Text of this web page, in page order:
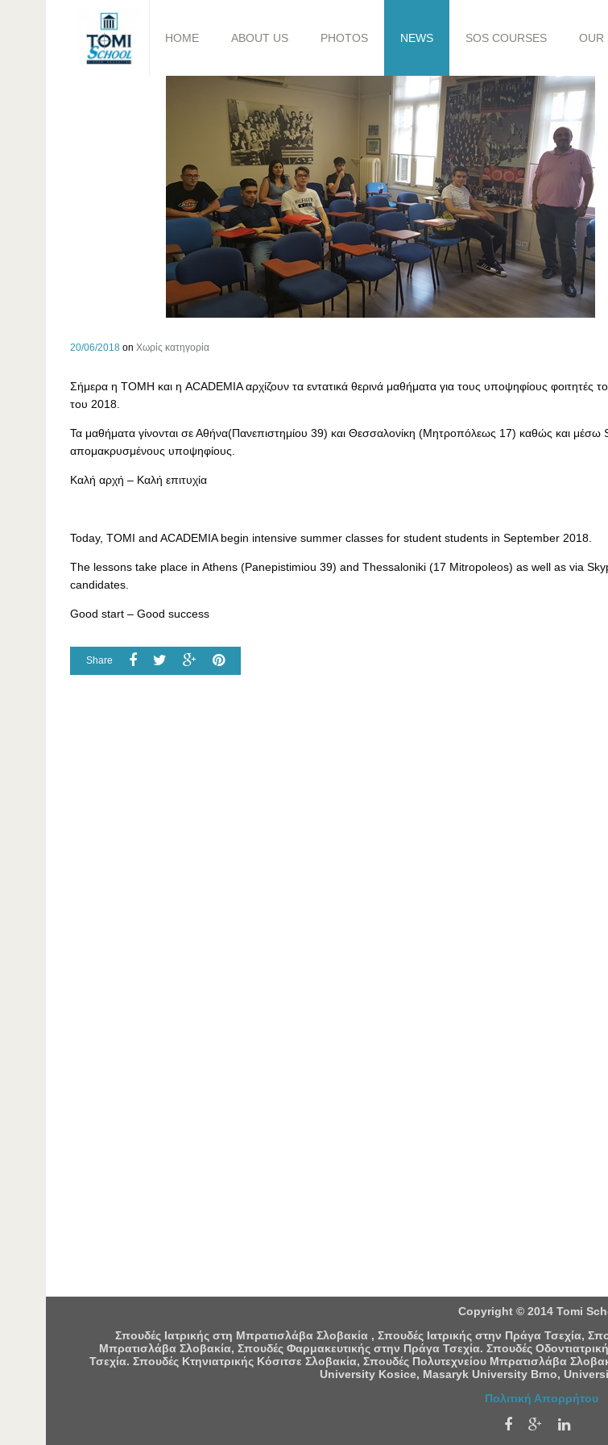
HOME ABOUT US PHOTOS NEWS SOS COURSES OUR
20/06/2018 on Χωρίς κατηγορία
Σήμερα η ΤΟΜΗ και η ACADEMIA αρχίζουν τα εντατικά θερινά μαθήματα για τους υποψηφίους φοιτητές
του 2018.
Τα μαθήματα γίνονται σε Αθήνα(Πανεπιστημίου 39) και Θεσσαλονίκη (Μητροπόλεως 17) καθώς και μέσω
απομακρυσμένους υποψηφίους.
Καλή αρχή – Καλή επιτυχία
Today, TOMI and ACADEMIA begin intensive summer classes for student students in September 2018.
The lessons take place in Athens (Panepistimiou 39) and Thessaloniki (17 Mitropoleos) as well as via
candidates.
Good start – Good success
Share
Copyright © 2014 Tomi
Σπουδές Ιατρικής στη Μπρατισλάβα Σλοβακία , Σπουδές Ιατρικής στην Πράγα Τσεχία,
Μπρατισλάβα Σλοβακία, Σπουδές Φαρμακευτικής στην Πράγα Τσεχία. Σπουδές
Τσεχία. Σπουδές Κτηνιατρικής Κόσιτσε Σλοβακία, Σπουδές Πολυτεχνείου Μπρατισλάβα
University Kosice, Masaryk University Brno,
Πολιτική Απορρήτου